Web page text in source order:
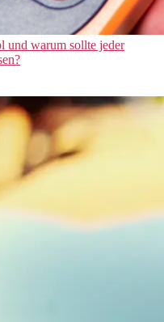
und warum sollte jeder